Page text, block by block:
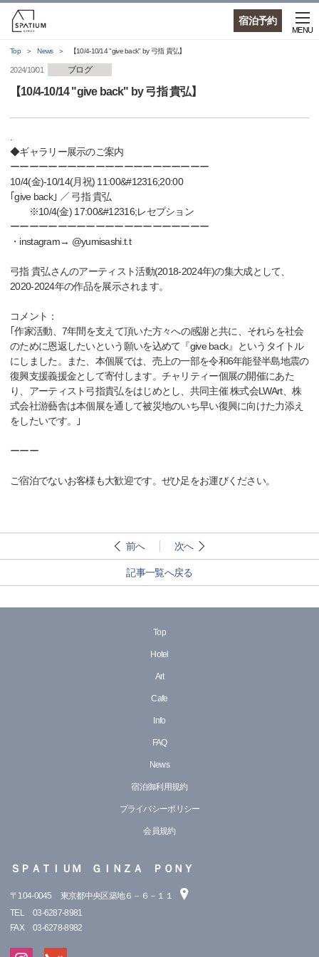
宿泊予約
MENU
Top News 【10/4-10/14 "give back" by 弓指 貴弘】
2024/10/01 ブログ
【10/4-10/14 "give back" by 弓指 貴弘】
◆ギャラリー展示のご案内
ーーーーーーーーーーーーーーーーーーーーー
10/4(金)-10/14(月祝) 11:00&#12316;20:00
｢give back｣ ／ 弓指 貴弘
※10/4(金) 17:00&#12316;レセプション
ーーーーーーーーーーーーーーーーーーーーー
・instagram→ @yumisashi.t.t
弓指 貴弘さんのアーティスト活動(2018-2024年)の集大成として、
2020-2024年の作品を展示されます。
コメント：
｢作家活動、7年間を支えて頂いた方々への感謝と共に、それらを社会
のために恩返したいという願いを込めて『give back』というタイトル
にしました。また、本個展では、売上の一部を令和6年能登半島地震の
復興支援義援金として寄付します。チャリティー個展の開催にあた
り、アーティスト弓指貴弘をはじめとし、共同主催 株式会LWArt、株
式会社游藝舎は本個展を通して被災地のいち早い復興に向けた力添え
をしたいです。｣
ーーー
ご宿泊でないお客様も大歓迎です。ぜひ足をお運びください。
前へ 次へ
記事一覧へ戻る
Top
Hotel
Art
Cafe
Info
FAQ
News
宿泊御利用規約
プライバシーポリシー
会員規約
ＳＰＡＴＩＵＭ ＧＩＮＺＡ ＰＯＮＹ
〒 104-0045
東京都中央区築地６－６－１１
TEL
03-6287-8981
FAX
03-6278-8982